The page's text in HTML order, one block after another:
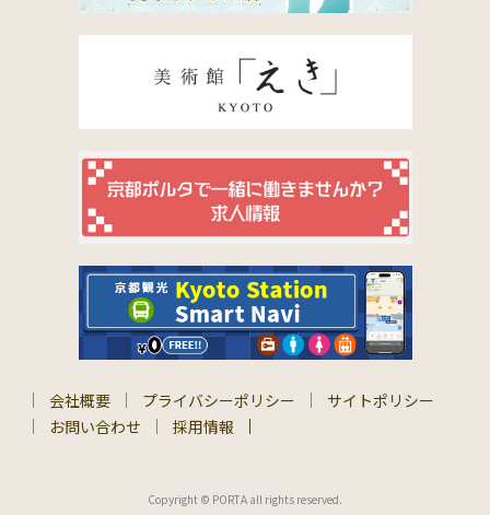
会社概要 プライバシーポリシー
サイトポリシー
お問い合わせ
採用情報
Copyright © PORTA all rights reserved.